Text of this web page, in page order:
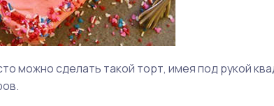
можно сделать такой торт, имея под рукой